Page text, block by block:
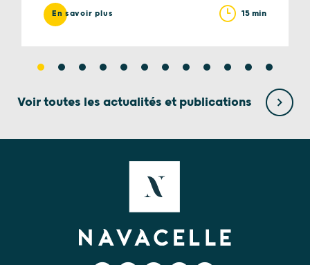
En savoir plus 15 min
Voir toutes les actualités et publications